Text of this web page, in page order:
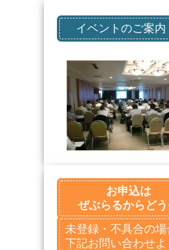
イベントのご案内
お申込は
ぜぶらるからど
未登録・不具合の場
下記お問い合わせよ